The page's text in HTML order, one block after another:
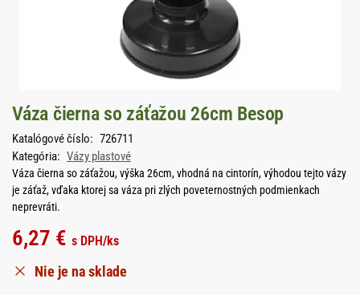
Váza čierna so záťažou 26cm Besop
Katalógové číslo: 726711
Kategória: Vázy plastové
Váza čierna so záťažou, výška 26cm, vhodná na cintorín, výhodou tejto vázy
je záťaž, vďaka ktorej sa váza pri zlých poveternostných podmienkach
neprevráti.
6,27 € s DPH/ks
Nie je na sklade